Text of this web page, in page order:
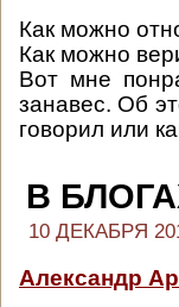
Как можно
Как можно
Вот мне
занавес. Об
говорил или
В
10 ДЕКАБРЯ
Александр